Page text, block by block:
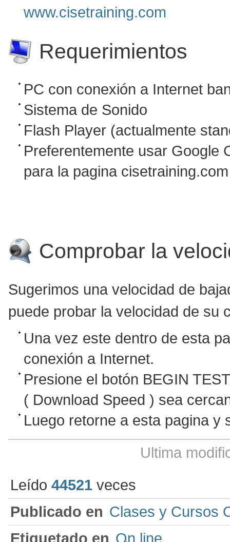
www.cisetraining.com
Requerimientos
PC con conexión a Internet
Sistema de Sonido
Flash Player (actualmente
Preferentemente usar Google
para la pagina cisetraining.com
Comprobar la
Sugerimos una velocidad de
puede probar la velocidad de su
Una vez este dentro de esta
conexión a Internet.
Presione el botón BEGIN
( Download Speed ) sea
Luego retorne a esta pagina y
Ultima
Leído 44521veces
Publicado en Clases y Cursos
Etiquetado en On line